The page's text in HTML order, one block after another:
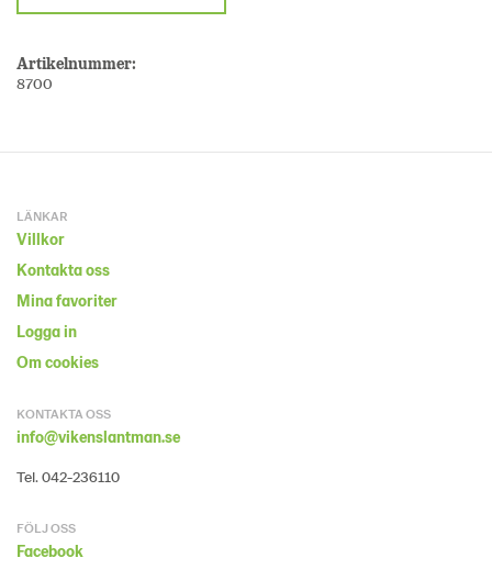
Artikelnummer:
8700
LÄNKAR
Villkor
Kontakta oss
Mina favoriter
Logga in
Om cookies
KONTAKTA OSS
info@vikenslantman.se
Tel. 042-236110
FÖLJ OSS
Facebook